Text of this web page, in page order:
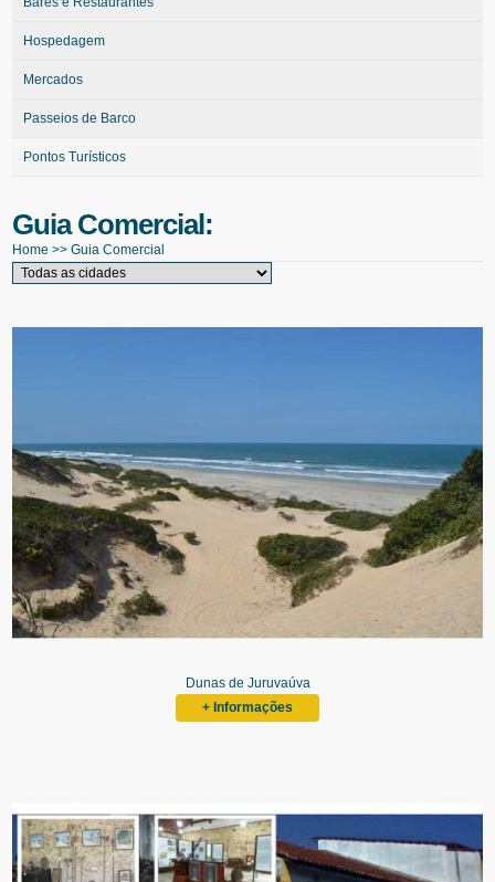
Hospedagem
Mercados
Passeios de Barco
Pontos Turísticos
Guia Comercial:
Home >>Guia Comercial
Dunas de Juruvaúva
+ Informações